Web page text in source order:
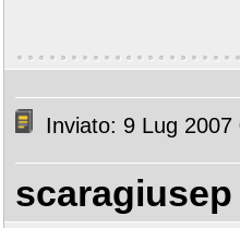
Inviato: 9 Lug 2007
scaragiusep